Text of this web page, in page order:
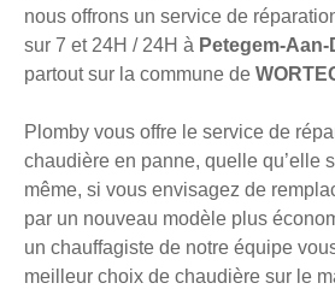
nous offrons un service de
sur 7 et 24H / 24H à Petegem-
partout sur la commune de
Plomby vous offre le service de
chaudière en panne, quelle qu’elle
même, si vous envisagez de
par un nouveau modèle plus
un chauffagiste de notre équipe
meilleur choix de chaudière sur le